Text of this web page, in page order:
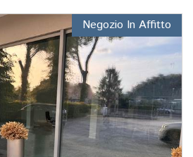
Negozio In Affitto